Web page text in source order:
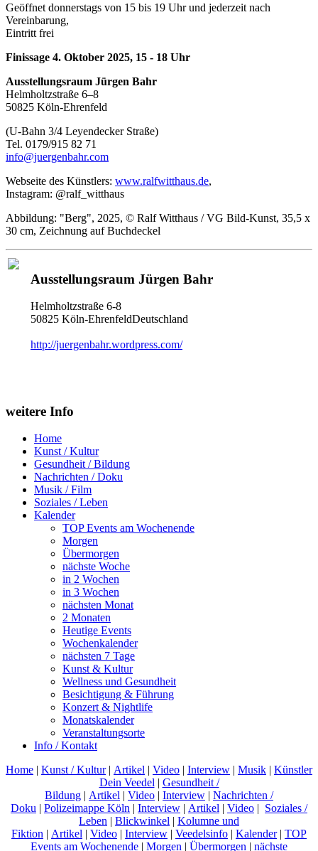
Geöffnet donnerstags von 15 bis 19 Uhr und jederzeit nach
Vereinbarung,
Eintritt frei
Finissage 4. Oktober 2025, 15 - 18 Uhr
Ausstellungsraum Jürgen Bahr
Helmholtzstraße 6–8
50825 Köln-Ehrenfeld
(U-Bahn 3/4 Leyendecker Straße)
Tel. 0179/915 82 71
info@juergenbahr.com
Webseite des Künstlers: www.ralfwitthaus.de,
Instagram: @ralf_witthaus
Abbildung: "Berg", 2025, © Ralf Witthaus / VG Bild-Kunst, 35,5 x
30 cm, Zeichnung auf Buchdeckel
Ausstellungsraum Jürgen Bahr
Helmholtzstraße 6-8
50825 Köln-EhrenfeldDeutschland
http://juergenbahr.wordpress.com/
weitere Info
Home
Kunst / Kultur
Gesundheit / Bildung
Nachrichten / Doku
Musik / Film
Soziales / Leben
Kalender
TOP Events am Wochenende
Morgen
Übermorgen
nächste Woche
in 2 Wochen
in 3 Wochen
nächsten Monat
2 Monaten
Heutige Events
Wochenkalender
nächsten 7 Tage
Kunst & Kultur
Wellness und Gesundheit
Besichtigung & Führung
Konzert & Nightlife
Monatskalender
Veranstaltungsorte
Info / Kontakt
Home | Kunst / Kultur| Artikel | Video | Interview | Musik | Künstler
Dein Veedel | Gesundheit /
Bildung | Artikel | Video | Interview | Nachrichten /
Doku | Polizeimappe Köln | Interview | Artikel | Video | Soziales /
Leben | Blickwinkel | Kolumne und
Fiktion | Artikel | Video | Interview | Veedelsinfo | Kalender| TOP
Events am Wochenende | Morgen | Übermorgen | nächste